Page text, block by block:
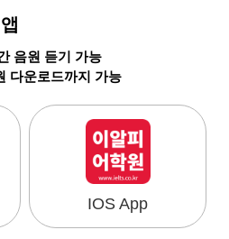
음원 듣기 가능
다운로드까지 가능
IOS App